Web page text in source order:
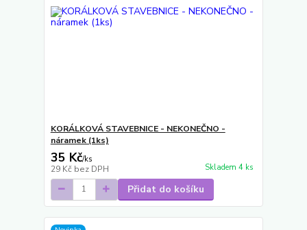
KORÁLKOVÁ STAVEBNICE - NEKONEČNO -
náramek (1ks)
35 Kč/ks
29 Kč bez DPH Skladem 4 ks
Přidat do košíku